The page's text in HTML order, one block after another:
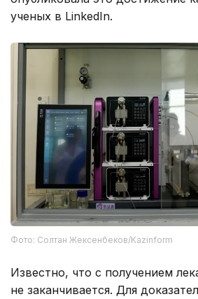
ученых в LinkedIn.
Фото: Солтан Жексенбеков/Kazinform
Известно, что с получением
не заканчивается. Для